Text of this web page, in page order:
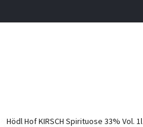
Hödl Hof KIRSCH Spirituose 33% Vol. 1l